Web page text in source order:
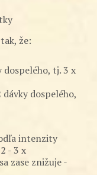
že:
tj. 3 x
dospelého,
intenzity
- 3 x
zase znižuje -